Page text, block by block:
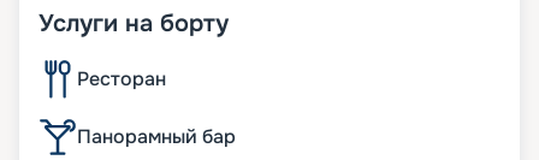
Услуги на борту
Ресторан
Панорамный бар